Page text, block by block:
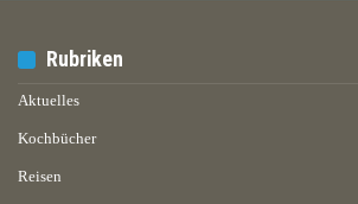
Rubriken
Aktuelles
Kochbücher
Reisen